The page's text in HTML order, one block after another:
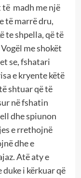
madh me një
të marrë dru,
te shpella, që të
me shokët
se, fshatari
e kryente këtë
shtuar që të
në fshatin
dhe spiunon
e rrethojnë
dhe e
Atë aty e
i kërkuar që